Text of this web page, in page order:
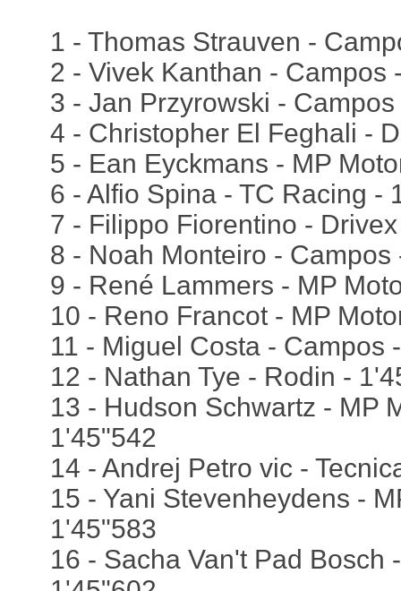
1 - Thomas Strauven -
2 - Vivek Kanthan - Campos
3 - Jan Przyrowski -
4 - Christopher El Feghali -
5 - Ean Eyckmans - MP
6 - Alfio Spina - TC Racing -
7 - Filippo Fiorentino -
8 - Noah Monteiro - Campos
9 - René Lammers - MP
10 - Reno Francot - MP
11 - Miguel Costa - Campos
12 - Nathan Tye - Rodin -
13 - Hudson Schwartz - MP
1'45"542
14 - Andrej Petro vic -
15 - Yani Stevenheydens -
1'45"583
16 - Sacha Van't Pad Bosch